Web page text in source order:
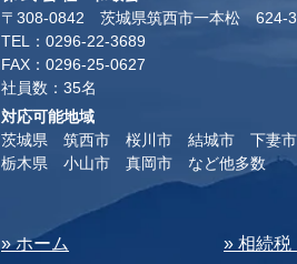
対応可能地域
茨城県 筑西市 桜川市 結城市 下妻
​栃木県 小山市 真岡市 など他多数
​» ホーム
​» 相続税
〒308-0842 茨城県筑西市一本松 624-3
TEL：0296-22-3689
​FAX：0296-25-0627
​社員数：35名​